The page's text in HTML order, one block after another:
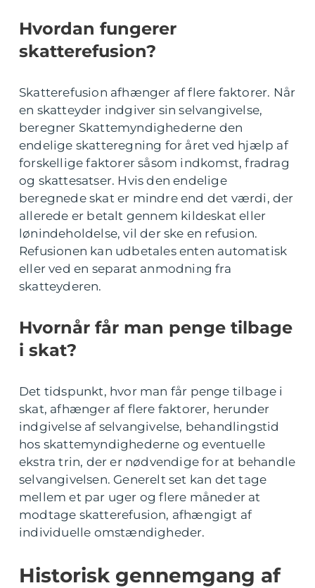
Hvordan fungerer
skatterefusion?
Skatterefusion afhænger af flere faktorer. Når
en skatteyder indgiver sin selvangivelse,
beregner Skattemyndighederne den
endelige skatteregning for året ved hjælp af
forskellige faktorer såsom indkomst, fradrag
og skattesatser. Hvis den endelige
beregnede skat er mindre end det værdi, der
allerede er betalt gennem kildeskat eller
lønindeholdelse, vil der ske en refusion.
Refusionen kan udbetales enten automatisk
eller ved en separat anmodning fra
skatteyderen.
Hvornår får man penge tilbage
i skat?
Det tidspunkt, hvor man får penge tilbage i
skat, afhænger af flere faktorer, herunder
indgivelse af selvangivelse, behandlingstid
hos skattemyndighederne og eventuelle
ekstra trin, der er nødvendige for at behandle
selvangivelsen. Generelt set kan det tage
mellem et par uger og flere måneder at
modtage skatterefusion, afhængigt af
individuelle omstændigheder.
Historisk gennemgang af